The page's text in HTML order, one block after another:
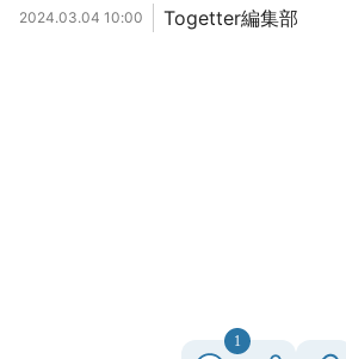
2024.03.04 10:00 Togetter編集部
1